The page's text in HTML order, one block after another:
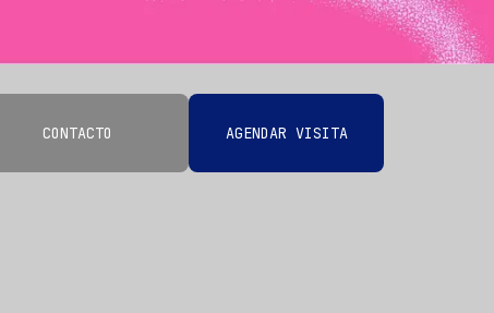
CONTACTO AGENDAR VISITA